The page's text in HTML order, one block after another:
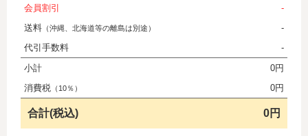
会員割引
-
送料 （沖縄、北海道等の離島は別途）
-
代引手数料
-
小計
0円
消費税 （10％） 0円
合計(税込) 0円